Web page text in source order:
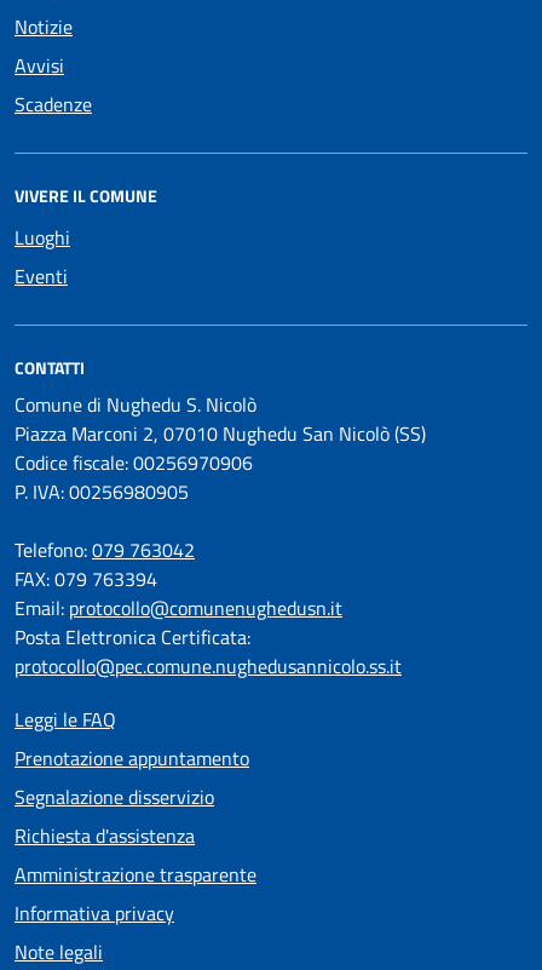
Notizie
Avvisi
Scadenze
VIVERE IL COMUNE
Luoghi
Eventi
CONTATTI
Comune di Nughedu S. Nicolò
Piazza Marconi 2, 07010 Nughedu San Nicolò (SS)
Codice fiscale: 00256970906
P. IVA: 00256980905
Telefono:079 763042
FAX: 079 763394
Email: protocollo@comunenughedusn.it
Posta Elettronica Certificata:
protocollo@pec.comune.nughedusannicolo.ss.it
Leggi le FAQ
Prenotazione appuntamento
Segnalazione disservizio
Richiesta d'assistenza
Amministrazione trasparente
Informativa privacy
Note legali